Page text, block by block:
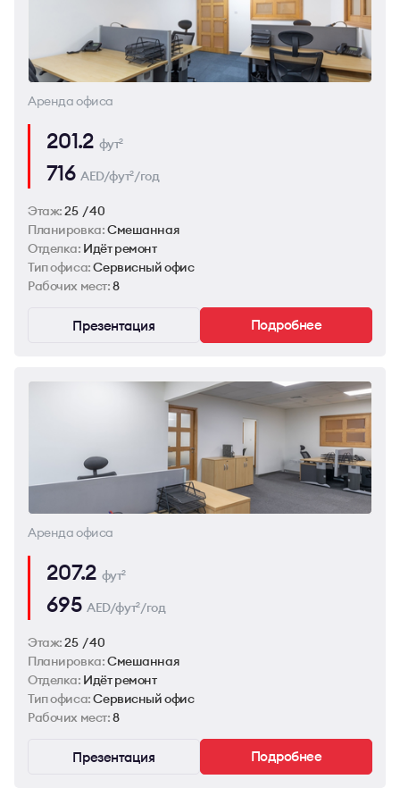
Аренда офиса
201.2 фут2
716AED/фут2/год
Этаж:25 / 40
Планировка:Смешанная
Отделка: Идёт ремонт
Тип офиса:Сервисный офис
Рабочих мест:8
Презентация Подробнее
Аренда офиса
207.2 фут2
695AED/фут2/год
Этаж:25 / 40
Планировка:Смешанная
Отделка: Идёт ремонт
Тип офиса:Сервисный офис
Рабочих мест:8
Презентация Подробнее